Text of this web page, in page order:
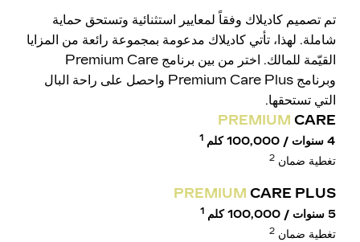
تم تصميم كاديلاك وفقاً لمعايير استثنائية وتستحق حماية
شاملة. لهذا، تأتي كاديلاك مدعومة بمجموعة رائعة من المزايا
القيّمة للمالك. اختر من بين برنامج Premium Care
وبرنامج Premium Care Plus واحصل على راحة البال
التي تستحقها.
PREMIUM CARE
4 سنوات / 100,000 كلم 1
تغطية ضمان 2
PREMIUM CARE PLUS
5 سنوات / 100,000 كلم 1
تغطية ضمان 2